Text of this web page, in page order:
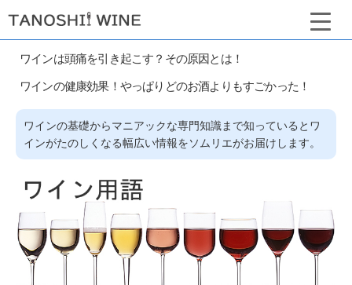
ワインは頭痛を引き起こす？その原因とは！
ワインの健康効果！やっぱりどのお酒よりもすごかった！
ワインの基礎からマニアックな専門知識まで知っているとワ
インがたのしくなる幅広い情報をソムリエがお届けします。